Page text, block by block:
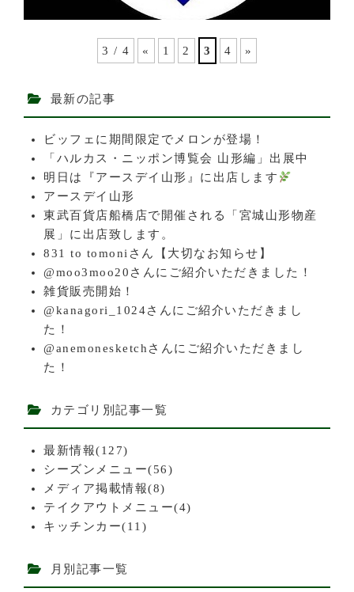
3 / 4 « 1 2 3 4 »
最新の記事
ビッフェに期間限定でメロンが登場！
「ハルカス・ニッポン博覧会 山形編」出展中
明日は『アースデイ山形』に出店します
アースデイ山形
東武百貨店船橋店で開催される「宮城山形物産
展」に出店致します。
831 to tomoniさん【大切なお知らせ】
@moo3moo20さんにご紹介いただきました！
雑貨販売開始！
@kanagori_1024さんにご紹介いただきまし
た！
@anemonesketchさんにご紹介いただきまし
た！
カテゴリ別記事一覧
最新情報(127)
シーズンメニュー(56)
メディア掲載情報(8)
テイクアウトメニュー(4)
キッチンカー(11)
月別記事一覧